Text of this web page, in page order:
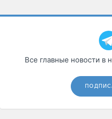
Все главные новости в